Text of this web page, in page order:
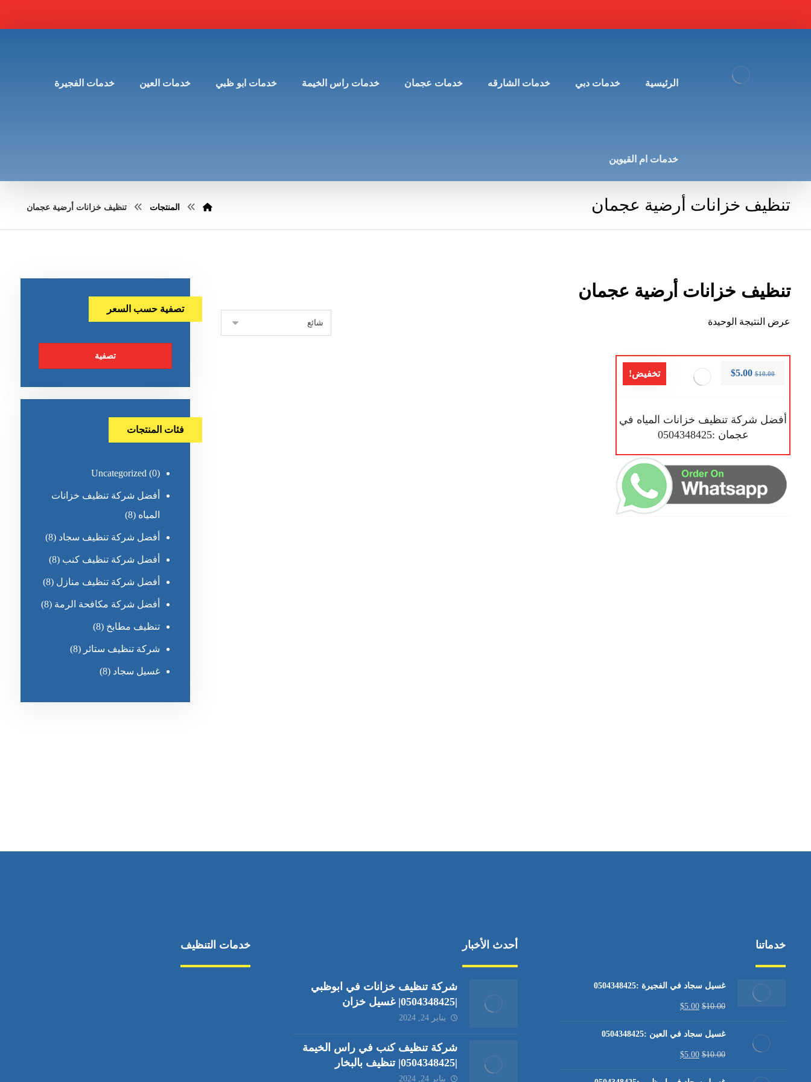
الرئيسية خدمات دبي خدمات الشارقه خدمات عجمان خدمات راس الخيمة خدمات ابو ظبي خدمات العين خدمات الفجيرة
خدمات ام القيوين
تنظيف خزانات أرضية عجمان المنتجات تنظيف خزانات أرضية عجمان
تنظيف خزانات أرضية عجمان
عرض النتيجة الوحيدة
تخفيض!
أفضل شركة تنظيف خزانات المياه في
عجمان :0504348425
$10.00
$5.00
تصفية حسب السعر
تصفية
فئات المنتجات
Uncategorized (0)
أفضل شركة تنظيف خزانات
المياه (8)
أفضل شركة تنظيف سجاد (8)
أفضل شركة تنظيف كنب (8)
أفضل شركة تنظيف منازل (8)
أفضل شركة مكافحة الرمة (8)
تنظيف مطابخ (8)
شركة تنظيف ستائر (8)
غسيل سجاد (8)
خدماتنا
غسيل سجاد في الفجيرة :0504348425
$10.00
$5.00
غسيل سجاد في العين :0504348425
$10.00
$5.00
أحدث الأخبار
شركة تنظيف خزانات في ابوظبي
|0504348425| غسيل خزان
يناير 24, 2024
شركة تنظيف كنب في راس الخيمة
|0504348425| تنظيف بالبخار
يناير 24, 2024
خدمات التنظيف